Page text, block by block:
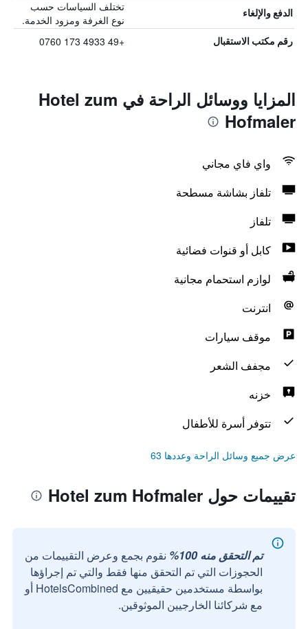
الدفع والإلغاء
تختلف السياسات حسب
نوع الغرفة ومزود الخدمة.
رقم مكتب الاستقبال +49 4933 173 0760
المزايا ووسائل الراحة في Hotel zum
Hofmaler
واي فاي مجاني
تلفاز بشاشة مسطحة
تلفاز
كابل أو قنوات فضائية
لوازم استحمام مجانية
انترنت
موقف سيارات
مجفف الشعر
خزنه
تتوفر أسرة للأطفال
عرض جميع وسائل الراحة وعددها 63
تقييمات حول Hotel zum Hofmaler
تم التحقق منه 100%
نقوم بجمع وعرض التقييمات من
الحجوزات التي تم التحقق منها فقط والتي تم إجراؤها
بواسطة مستخدمين حقيقيين مع HotelsCombined أو
مع شركائنا الخارجيين الموثوقين.